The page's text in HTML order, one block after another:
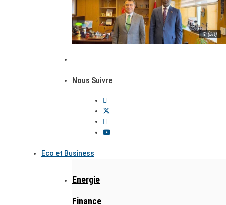
© (DR)
Nous Suivre
Eco et Business
Energie
Finance